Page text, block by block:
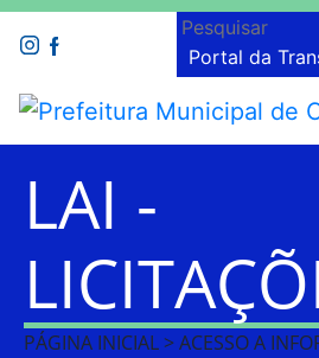
Portal da
LAI -
PÁGINA INICIAL > ACESSO A